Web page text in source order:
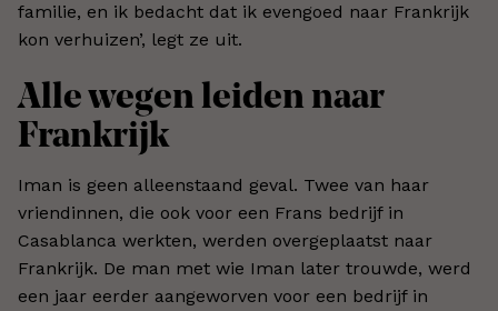
familie, en ik bedacht dat ik evengoed naar Frankrijk
kon verhuizen’, legt ze uit.
Alle wegen leiden naar
Frankrijk
Iman is geen alleenstaand geval. Twee van haar
vriendinnen, die ook voor een Frans bedrijf in
Casablanca werkten, werden overgeplaatst naar
Frankrijk. De man met wie Iman later trouwde, werd
een jaar eerder aangeworven voor een bedrijf in